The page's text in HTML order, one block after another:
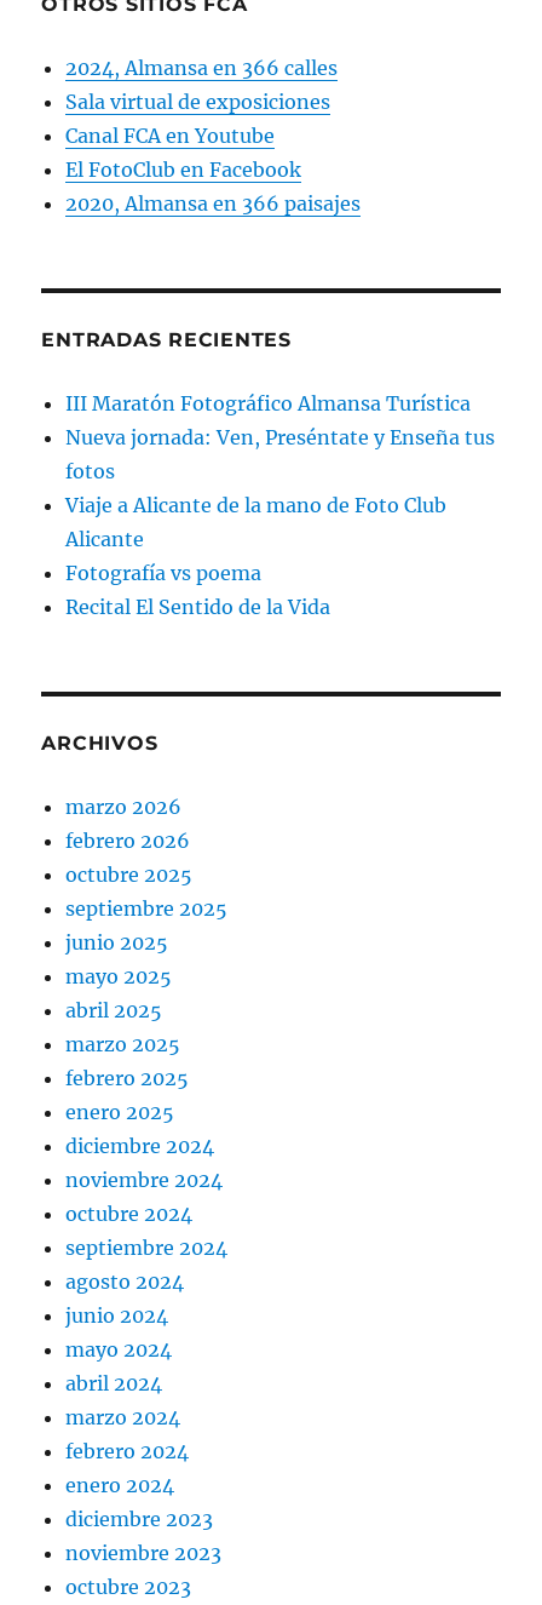
2024, Almansa en 366 calles
Sala virtual de exposiciones
Canal FCA en Youtube
El FotoClub en Facebook
2020, Almansa en 366 paisajes
ENTRADAS RECIENTES
III Maratón Fotográfico Almansa Turística
Nueva jornada: Ven, Preséntate y Enseña tus
fotos
Viaje a Alicante de la mano de Foto Club
Alicante
Fotografía vs poema
Recital El Sentido de la Vida
ARCHIVOS
marzo 2026
febrero 2026
octubre 2025
septiembre 2025
junio 2025
mayo 2025
abril 2025
marzo 2025
febrero 2025
enero 2025
diciembre 2024
noviembre 2024
octubre 2024
septiembre 2024
agosto 2024
junio 2024
mayo 2024
abril 2024
marzo 2024
febrero 2024
enero 2024
diciembre 2023
noviembre 2023
octubre 2023